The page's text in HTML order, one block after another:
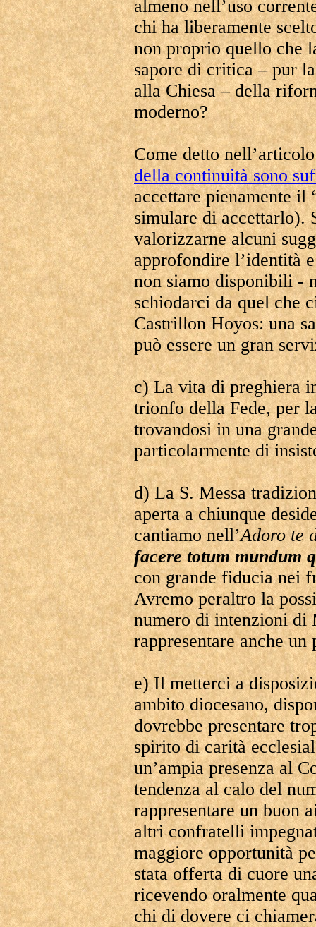
almeno nell’uso
chi ha liberamente
non proprio quello che
sapore di critica – pur
alla Chiesa – della
moderno?
Come detto
della continuità sono
accettare pienamente il
simulare di accettarlo).
valorizzarne alcuni
approfondire l’identità
non siamo disponibili -
schiodarci da quel che
Castrillon Hoyos: una
può essere un gran
c) La vita di preghiera
trionfo della Fede, per
trovandosi in una
particolarmente di
d) La S. Messa
aperta a chiunque
cantiamo nell’Adoro te
facere totum mundum
con grande fiducia nei
Avremo peraltro la
numero di intenzioni di
rappresentare anche
e) Il metterci a
ambito diocesano,
dovrebbe presentare
spirito di carità
un’ampia presenza al
tendenza al calo del
rappresentare un buon
altri confratelli
maggiore opportunità
stata offerta di cuore
ricevendo oralmente
chi di dovere ci